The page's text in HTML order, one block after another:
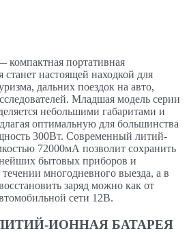
портативная
станет настоящей находкой для
дальних поездок на авто,
Младшая модель серии
небольшими габаритами и
оптимальную для большинства
300Вт. Современный литий-
72000мА позволит сохранить
бытовых приборов и
многодневного выезда, а в
заряд можно как от
сети 12В.
ИОННАЯ БАТАРЕЯ